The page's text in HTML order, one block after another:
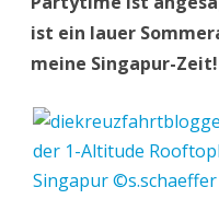
ist ein lauer
meine Singapur-Zeit!